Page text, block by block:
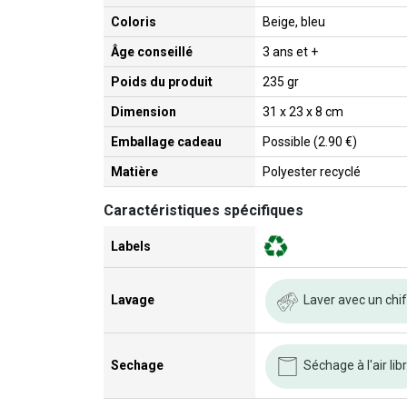
Coloris Beige, bleu
Âge conseillé 3 ans et +
Poids du produit 235 gr
Dimension 31 x 23 x 8 cm
Emballage cadeau Possible (2.90 €)
Matière Polyester recyclé
Caractéristiques spécifiques
Labels
Lavage Laver avec un
Sechage Séchage à l'air